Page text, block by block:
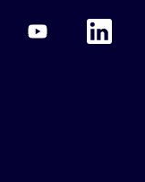
Accor Youtube
Accor